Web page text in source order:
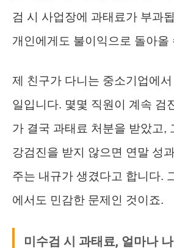
검 시 사업장에 과태료가 부과
개인에게도 불이익으로 돌아올
제 친구가 다니는 중소기업에
일입니다. 몇몇 직원이 계속 검
가 결국 과태료 처분을 받았고,
강검진을 받지 않으면 연말 성
주는 내규가 생겼다고 합니다.
에서도 민감한 문제인 것이죠.
미수검 시 과태료, 얼마나